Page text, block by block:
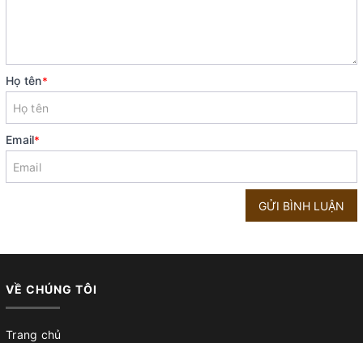
Họ tên*
Email*
GỬI BÌNH LUẬN
VỀ CHÚNG TÔI
Trang chủ